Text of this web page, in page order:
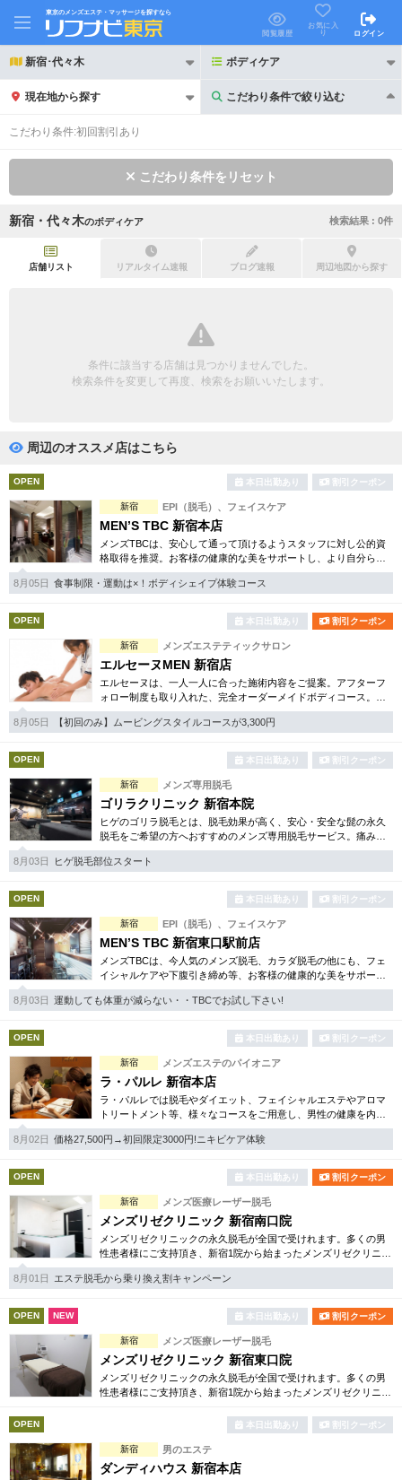
東京のメンズエステ・マッサージを探すなら
閲覧履歴
お気に入
り
ログイン
新宿･代々木 ボディケア
現在地から探す こだわり条件で絞り込む
こだわり条件で絞り込む
初回割引あり リピーター割引あり
団体様歓迎
ペアルームあり
フットバスあり 岩盤浴あり
専用駐車場あり 有資格者在籍
日本人スタッフのみ 女性スタッフのみ
スタッフ指名可 Ｗセラピスト
駅から徒歩5分以内
こだわり条件を変更
閉じる
こだわり条件:初回割引あり
こだわり条件をリセット
新宿・代々木のボディケア 検索結果 : 0件
店舗リスト リアルタイム速報 ブログ速報 周辺地図から探す
条件に該当する店舗は見つかりませんでした。
検索条件を変更して再度、検索をお願いいたします。
周辺のオススメ店はこちら
OPEN 本日出勤あり 割引クーポン
新宿 EPI（脱毛）、フェイスケア
MEN’S TBC 新宿本店
メンズTBCは、安心して通って頂けるようスタッフに対し公的資
格取得を推奨。お客様の健康的な美をサポートし、より自分らし
く生きるお手伝いをしています。脱毛、フェイシャル等豊富でお
得な体験コースもあり。
8月05日 食事制限・運動は×！ボディシェイプ体験コース
OPEN 本日出勤あり 割引クーポン
新宿 メンズエステティックサロン
エルセーヌMEN 新宿店
エルセーヌは、一人一人に合った施術内容をご提案。アフターフ
ォロー制度も取り入れた、完全オーダーメイドボディコース。ボ
ディメイクや脱毛、光フェイシャルエステ、引き締め等お得な体
験コースもございます。
8月05日 【初回のみ】ムービングスタイルコースが3,300円
OPEN 本日出勤あり 割引クーポン
新宿 メンズ専用脱毛
ゴリラクリニック 新宿本院
ヒゲのゴリラ脱毛とは、脱毛効果が高く、安心・安全な髭の永久
脱毛をご希望の方へおすすめのメンズ専用脱毛サービス。痛みに
弱い方には医療用麻酔を3種ご用意、医療認可の脱毛機のみを使
用。スキンケアも万全です。
8月03日 ヒゲ脱毛部位スタート
OPEN 本日出勤あり 割引クーポン
新宿 EPI（脱毛）、フェイスケア
MEN’S TBC 新宿東口駅前店
メンズTBCは、今人気のメンズ脱毛、カラダ脱毛の他にも、フェ
イシャルケアや下腹引き締め等、お客様の健康的な美をサポー
ト。初めてで不安という方にも安心の、お得な体験コースも各種
ご用意。まずは体験から。
8月03日 運動しても体重が減らない・・TBCでお試し下さい!
OPEN 本日出勤あり 割引クーポン
新宿 メンズエステのパイオニア
ラ・パルレ 新宿本店
ラ・パルレでは脱毛やダイエット、フェイシャルエステやアロマ
トリートメント等、様々なコースをご用意し、男性の健康を内側
からサポート。初めての方でも安心のお得な体験コースも多数取
り揃えお待ちしております。
8月02日 価格27,500円→初回限定3000円!ニキビケア体験
OPEN 本日出勤あり 割引クーポン
新宿 メンズ医療レーザー脱毛
メンズリゼクリニック 新宿南口院
メンズリゼクリニックの永久脱毛が全国で受けれます。多くの男
性患者様にご支持頂き、新宿1院から始まったメンズリゼクリニッ
クが、現在では提携院含め全国10院を展開するクリニックになり
ました。
8月01日 エステ脱毛から乗り換え割キャンペーン
OPEN NEW 本日出勤あり 割引クーポン
新宿 メンズ医療レーザー脱毛
メンズリゼクリニック 新宿東口院
メンズリゼクリニックの永久脱毛が全国で受けれます。多くの男
性患者様にご支持頂き、新宿1院から始まったメンズリゼクリニッ
OPEN 本日出勤あり 割引クーポン
新宿 男のエステ
ダンディハウス 新宿本店